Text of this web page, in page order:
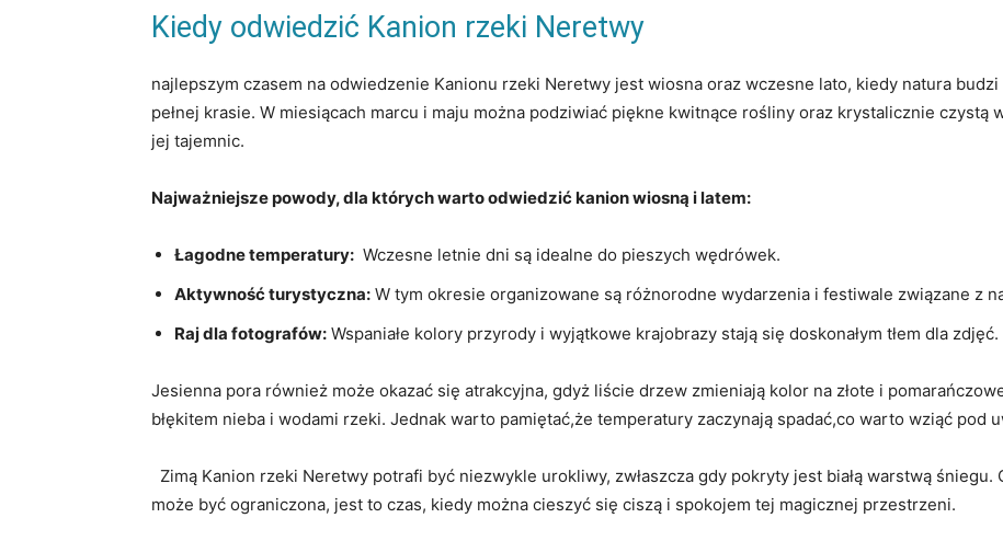
Kiedy odwiedzić Kanion⁢ rzeki Neretwy
najlepszym czasem na odwiedzenie Kanionu rzeki Neretwy jest wiosna oraz wczesne lato, kiedy natura
pełnej krasie. W miesiącach marcu i‍ maju można podziwiać piękne kwitnące rośliny oraz krystalicznie czystą
jej tajemnic.
Najważniejsze ⁤powody, dla których ‌warto odwiedzić kanion wiosną i latem:
Łagodne temperatury: ⁣ Wczesne letnie dni są idealne do pieszych wędrówek.
Aktywność turystyczna: W tym okresie organizowane są różnorodne wydarzenia i festiwale‍ związane z
Raj dla fotografów: Wspaniałe kolory przyrody i​ wyjątkowe krajobrazy stają się doskonałym tłem dla zdjęć.
Jesienna pora również może okazać się atrakcyjna, gdyż liście drzew zmieniają kolor na złote i
błękitem‌ nieba i wodami rzeki. Jednak warto pamiętać,że temperatury zaczynają spadać,co warto wziąć pod‌
Zimą Kanion ⁢rzeki Neretwy potrafi być niezwykle urokliwy, zwłaszcza gdy pokryty jest białą warstwą
może ⁤być ograniczona, jest to czas, kiedy można cieszyć się ciszą i spokojem ⁢tej magicznej przestrzeni.